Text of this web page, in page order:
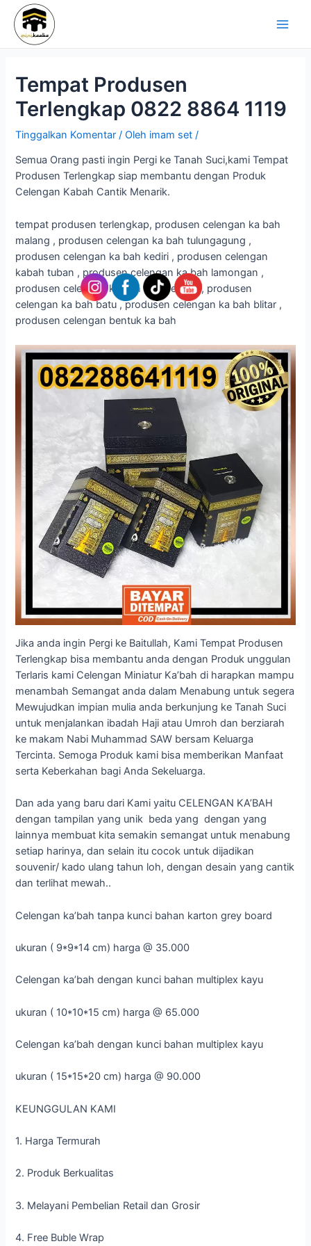
Lewati
konten
Tempat Produsen
Terlengkap 0822 8864 1119
Tinggalkan Komentar / Oleh imam set/
Semua Orang pasti ingin Pergi ke Tanah Suci,kami Tempat
Produsen Terlengkap siap membantu dengan Produk
Celengan Kabah Cantik Menarik.
tempat produsen terlengkap, produsen celengan ka bah
malang , produsen celengan ka bah tulungagung ,
produsen celengan ka bah kediri , produsen celengan
kabah tuban , produsen celengan ka bah lamongan ,
produsen celengan ka bah bojonegoro , produsen
celengan ka bah batu , produsen celengan ka bah blitar ,
produsen celengan bentuk ka bah
Jika anda ingin Pergi ke Baitullah, Kami Tempat Produsen
Terlengkap bisa membantu anda dengan Produk unggulan
Terlaris kami Celengan Miniatur Ka’bah di harapkan mampu
menambah Semangat anda dalam Menabung untuk segera
Mewujudkan impian mulia anda berkunjung ke Tanah Suci
untuk menjalankan ibadah Haji atau Umroh dan berziarah
ke makam Nabi Muhammad SAW bersam Keluarga
Tercinta. Semoga Produk kami bisa memberikan Manfaat
serta Keberkahan bagi Anda Sekeluarga.
Dan ada yang baru dari Kami yaitu CELENGAN KA’BAH
dengan tampilan yang unik beda yang dengan yang
lainnya membuat kita semakin semangat untuk menabung
setiap harinya, dan selain itu cocok untuk dijadikan
souvenir/ kado ulang tahun loh, dengan desain yang cantik
dan terlihat mewah..
Celengan ka’bah tanpa kunci bahan karton grey board
ukuran ( 9*9*14 cm) harga @ 35.000
Celengan ka’bah dengan kunci bahan multiplex kayu
ukuran ( 10*10*15 cm) harga @ 65.000
Celengan ka’bah dengan kunci bahan multiplex kayu
ukuran ( 15*15*20 cm) harga @ 90.000
KEUNGGULAN KAMI
1. Harga Termurah
2. Produk Berkualitas
3. Melayani Pembelian Retail dan Grosir
4. Free Buble Wrap
Navigasi
pos